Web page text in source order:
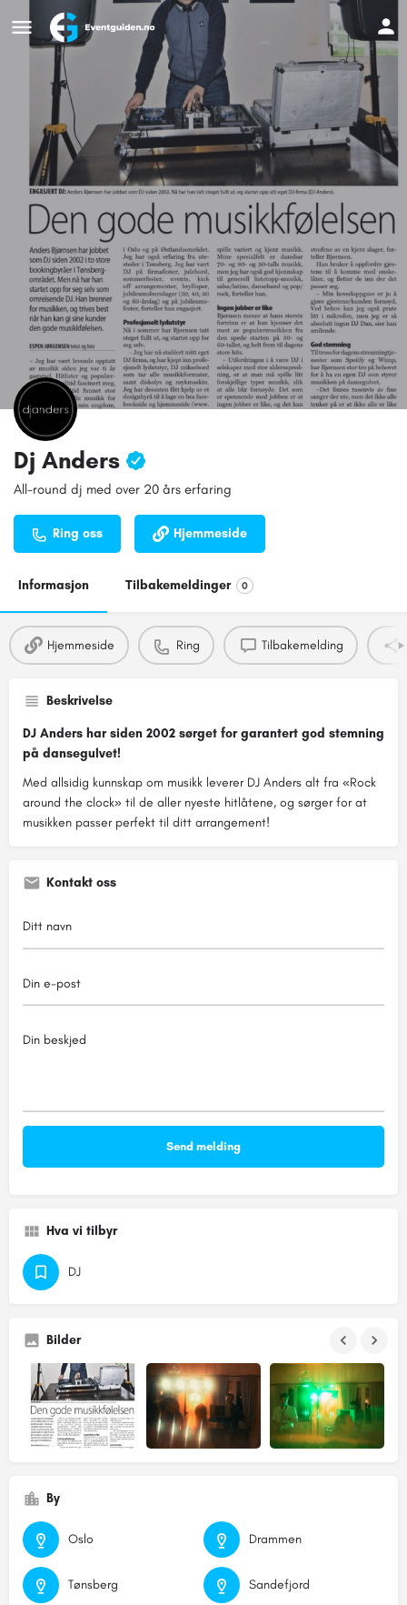
Dj Anders
All-round dj med over 20 års erfaring
Ring oss Hjemmeside
Informasjon Tilbakemeldinger 0
Hjemmeside Ring Tilbakemelding
Beskrivelse
DJ Anders har siden 2002 sørget for garantert god stemning
på dansegulvet!
Med allsidig kunnskap om musikk leverer DJ Anders alt fra «Rock
around the clock» til de aller nyeste hitlåtene, og sørger for at
musikken passer perfekt til ditt arrangement!
Kontakt oss
Hva vi tilbyr
DJ
Bilder
By
Oslo Drammen
Tønsberg Sandefjord